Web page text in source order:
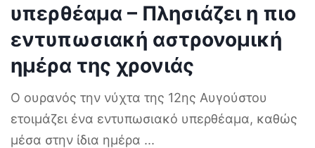
υπερθέαμα – Πλησιάζει η πιο
εντυπωσιακή αστρονομική
ημέρα της χρονιάς
Ο ουρανός την νύχτα της 12ης Αυγούστου
ετοιμάζει ένα εντυπωσιακό υπερθέαμα, καθώς
μέσα στην ίδια ημέρα ...